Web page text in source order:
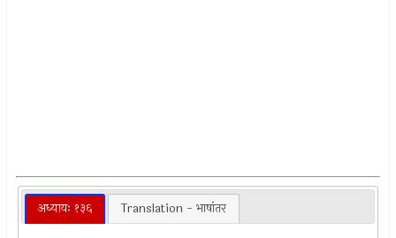
अध्यायः १३६ Translation - भाषांतर